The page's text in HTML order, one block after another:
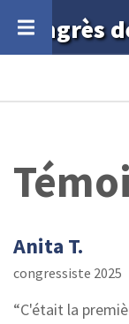
contenu
Congrès
Anita T.
congressiste 2025
C'était la